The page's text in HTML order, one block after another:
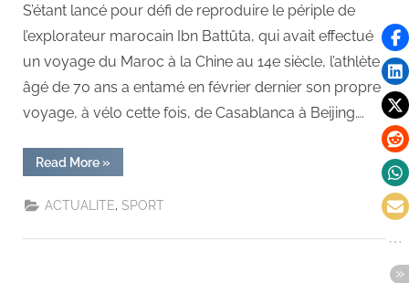
S’étant lancé pour défi de reproduire le périple de
l’explorateur marocain Ibn Battûta, qui avait effectué
un voyage du Maroc à la Chine au 14e siècle, l’athlète
âgé de 70 ans a entamé en février dernier son propre
voyage, à vélo cette fois, de Casablanca à Beijing….
Read More »
ACTUALITE SPORT